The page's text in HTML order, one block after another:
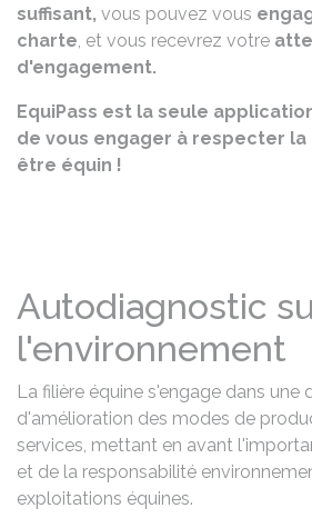
suffisant, vous pouvez vous
charte, et vous recevrez votre
d'engagement.
EquiPass est la seule
de vous engager à respecter la
être équin !
Autodiagnostic
l'environnement
La filière équine s'engage dans
d'amélioration des modes de
services, mettant en avant
et de la responsabilité
exploitations équines.